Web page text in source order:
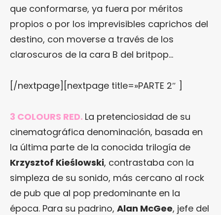
que conformarse, ya fuera por méritos
propios o por los imprevisibles caprichos del
destino, con moverse a través de los
claroscuros de la cara B del britpop…
[/nextpage][nextpage title=»PARTE 2″ ]
3 COLOURS RED. La pretenciosidad de su
cinematográfica denominación, basada en
la última parte de la conocida trilogía de
Krzysztof Kieślowski, contrastaba con la
simpleza de su sonido, más cercano al rock
de pub que al pop predominante en la
época. Para su padrino, Alan McGee, jefe del